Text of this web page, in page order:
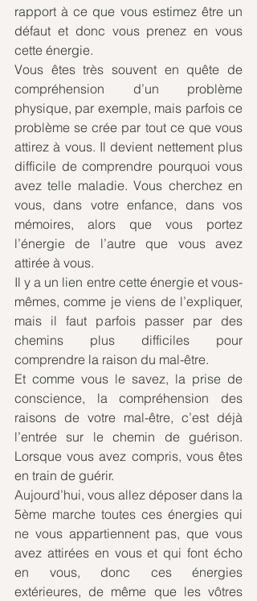
rapport à ce que vous estimez être un
défaut et donc vous prenez en vous
cette énergie.
Vous êtes très souvent en quête de
compréhension d’un problème
physique, par exemple, mais parfois ce
problème se crée par tout ce que vous
attirez à vous. Il devient nettement plus
difficile de comprendre pourquoi vous
avez telle maladie. Vous cherchez en
vous, dans votre enfance, dans vos
mémoires, alors que vous portez
l’énergie de l’autre que vous avez
attirée à vous.
Il y a un lien entre cette énergie et vous-
mêmes, comme je viens de l’expliquer,
mais il faut parfois passer par des
chemins plus difficiles pour
comprendre la raison du mal-être.
Et comme vous le savez, la prise de
conscience, la compréhension des
raisons de votre mal-être, c’est déjà
l’entrée sur le chemin de guérison.
Lorsque vous avez compris, vous êtes
en train de guérir.
Aujourd’hui, vous allez déposer dans la
5ème marche toutes ces énergies qui
ne vous appartiennent pas, que vous
avez attirées en vous et qui font écho
en vous, donc ces énergies
extérieures, de même que les vôtres